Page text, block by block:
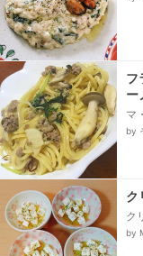
フ
ー
マ
菜
by
ク
ク
by